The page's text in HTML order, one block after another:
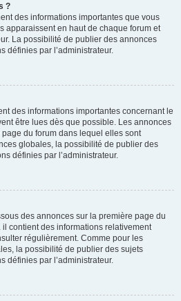
?
des informations importantes que vous
apparaissent en haut de chaque forum et
La possibilité de publier des annonces
définies par l’administrateur.
des informations importantes concernant le
être lues dès que possible. Les annonces
du forum dans lequel elles sont
globales, la possibilité de publier des
définies par l’administrateur.
des annonces sur la première page du
contient des informations relativement
régulièrement. Comme pour les
la possibilité de publier des sujets
définies par l’administrateur.